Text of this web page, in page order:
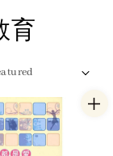
育